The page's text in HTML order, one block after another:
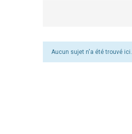
Aucun sujet n'a été trouvé ici.